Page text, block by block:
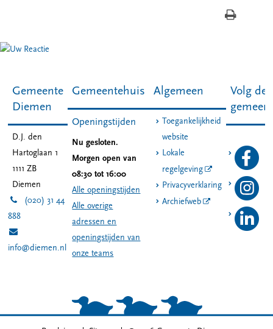
Gemeente
Diemen
D.J. den
Hartoglaan 1
1111 ZB
Diemen
(020) 31 44
888
info@diemen.nl
Gemeentehuis
Openingstijden
Nu gesloten.
Morgen open van
08:30 tot 16:00
Alle openingstijden
Alle overige
adressen en
openingstijden van
onze teams
Algemeen
Toegankelijkheid
website
Lokale
regelgeving
Privacyverklaring
Archiefweb
Volg de